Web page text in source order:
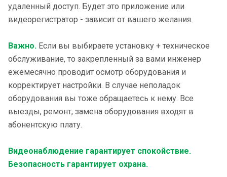
удаленный доступ. Будет это приложение или
видеорегистратор - зависит от вашего желания.
Важно. Если вы выбираете установку + техническое
обслуживание, то закрепленный за вами инженер
ежемесячно проводит осмотр оборудования и
корректирует настройки. В случае неполадок
оборудования вы тоже обращаетесь к нему. Все
выезды, ремонт, замена оборудования входят в
абонентскую плату.
Видеонаблюдение гарантирует спокойствие.
Безопасность гарантирует охрана.